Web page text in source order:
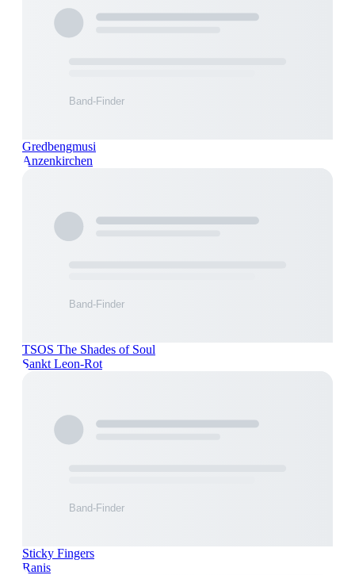
Gredbengmusi
Anzenkirchen
TSOS The Shades of Soul
Sankt Leon-Rot
Sticky Fingers
Ranis